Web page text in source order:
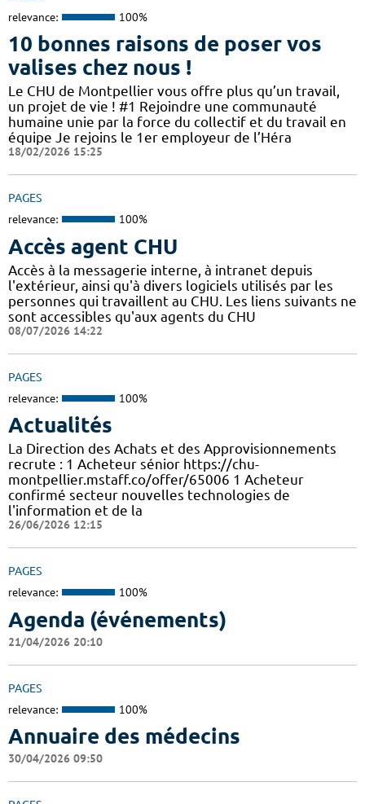
relevance: 100%
10 bonnes raisons de poser vos
valises chez nous !
Le CHU de Montpellier vous offre plus qu’un travail,
un projet de vie ! #1 Rejoindre une communauté
humaine unie par la force du collectif et du travail en
équipe Je rejoins le 1er employeur de l’Héra
18/02/2026 15:25
PAGES
relevance: 100%
Accès agent CHU
Accès à la messagerie interne, à intranet depuis
l'extérieur, ainsi qu'à divers logiciels utilisés par les
personnes qui travaillent au CHU. Les liens suivants ne
sont accessibles qu'aux agents du CHU
08/07/2026 14:22
PAGES
relevance: 100%
Actualités
La Direction des Achats et des Approvisionnements
recrute : 1 Acheteur sénior https://chu-
montpellier.mstaff.co/offer/65006 1 Acheteur
confirmé secteur nouvelles technologies de
l'information et de la
26/06/2026 12:15
PAGES
relevance: 100%
Agenda (événements)
21/04/2026 20:10
PAGES
relevance: 100%
Annuaire des médecins
30/04/2026 09:50